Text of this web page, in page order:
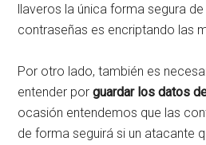
llaveros la única forma segura
contraseñas es encriptando las
Por otro lado, también es
entender porguardar los datos
ocasión entendemos que las
de forma seguirá si un atacante